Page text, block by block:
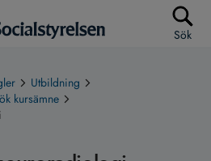
Sök
Utbildning
kursämne